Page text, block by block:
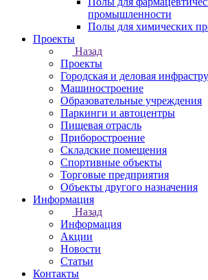
промышленности
Полы для химических
Проекты
Назад
Проекты
Городская и деловая
Машиностроение
Образовательные учреждения
Паркинги и автоцентры
Пищевая отрасль
Приборостроение
Складские помещения
Спортивные объекты
Торговые предприятия
Объекты другого назначения
Информация
Назад
Информация
Акции
Новости
Статьи
Контакты